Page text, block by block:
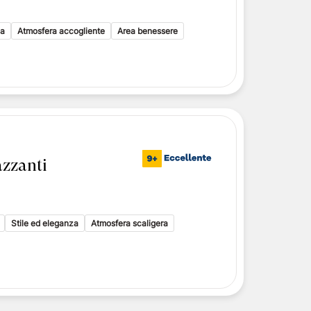
Isole Eolie
Isole Eolie
Atmosfera accogliente Area benessere
Stile ed eleganza
Atmosfera scaligera